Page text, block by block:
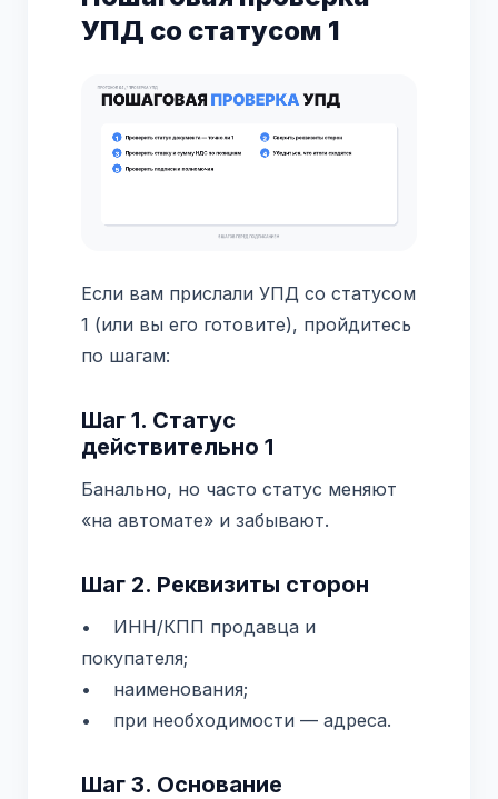
УПД со статусом 1
Если вам прислали УПД со статусом
1 (или вы его готовите), пройдитесь
по шагам:
Шаг 1. Статус
действительно 1
Банально, но часто статус меняют
«на автомате» и забывают.
Шаг 2. Реквизиты сторон
• ИНН/КПП продавца и
покупателя;
• наименования;
• при необходимости — адреса.
Шаг 3. Основание